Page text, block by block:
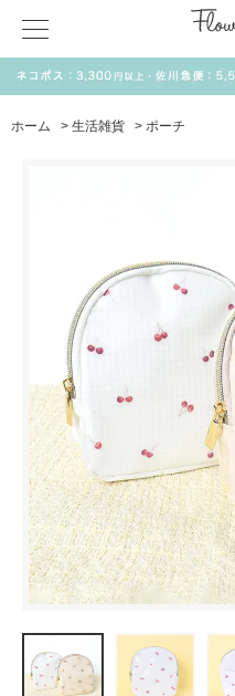
ホーム > 生活雑貨 > ポーチ
気化冷却スカーフ matsui
MAGUFIT チャーム